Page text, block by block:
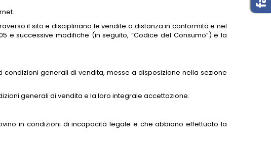
il sito e disciplinano le vendite a distanza in conformità e nel
e successive modifiche (in seguito, “Codice del Consumo”) e la
generali di vendita, messe a disposizione nella sezione
generali di vendita e la loro integrale accettazione.
in condizioni di incapacità legale e che abbiano effettuato la